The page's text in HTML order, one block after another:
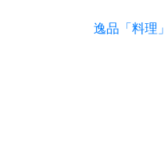
逸品「料理」